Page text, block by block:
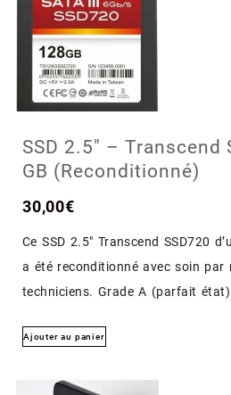
SSD 2.5″ – Transcend
GB (Reconditionné)
30,00€
Ce SSD 2.5″ Transcend SSD720
a été reconditionné avec soin par
techniciens. Grade A (parfait
Ajouter au panier